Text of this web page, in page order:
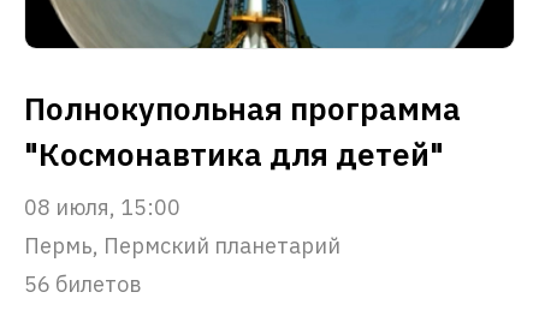
Полнокупольная программа
"Космонавтика для детей"
08 июля, 15:00
Пермь, Пермский планетарий
56 билетов